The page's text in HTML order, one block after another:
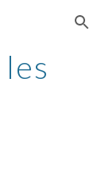
to navigation